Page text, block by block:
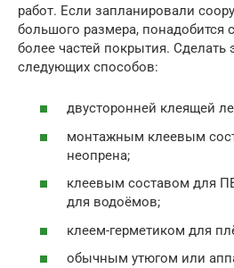
работ. Если запланировали
большого размера, понадобится
более частей покрытия.
следующих способов:
двусторонней клеящей
монтажным клеевым
неопрена;
клеевым составом для
для водоёмов;
клеем-герметиком для
обычным утюгом или